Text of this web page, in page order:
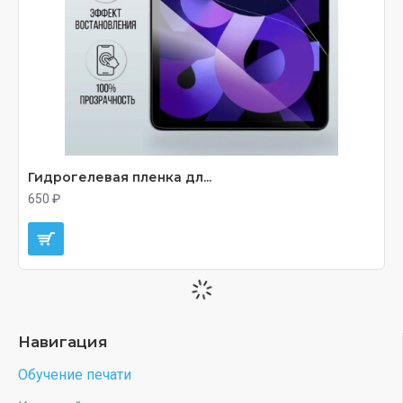
Гидрогелевая пленка дл...
650 ₽
Навигация
Обучение печати